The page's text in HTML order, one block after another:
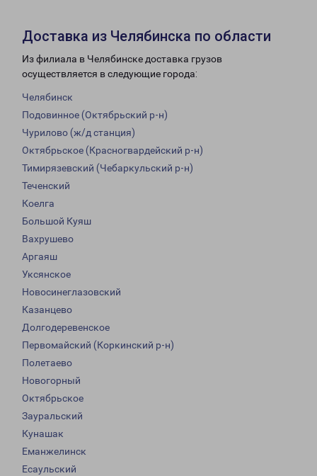
Доставка из Челябинска по области
Из филиала в Челябинске доставка грузов
осуществляется в следующие города:
Челябинск
Подовинное (Октябрьский р-н)
Чурилово (ж/д станция)
Октябрьское (Красногвардейский р-н)
Тимирязевский (Чебаркульский р-н)
Теченский
Коелга
Большой Куяш
Вахрушево
Аргаяш
Уксянское
Новосинеглазовский
Казанцево
Долгодеревенское
Первомайский (Коркинский р-н)
Полетаево
Новогорный
Октябрьское
Зауральский
Кунашак
Еманжелинск
Есаульский